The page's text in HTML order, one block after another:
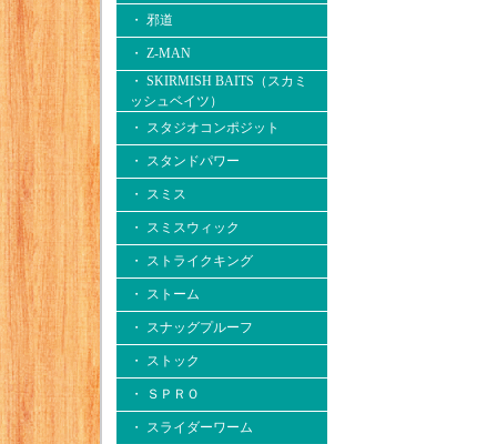
・ 邪道
・ Z-MAN
・ SKIRMISH BAITS（スカミ
ッシュベイツ）
・ スタジオコンポジット
・ スタンドパワー
・ スミス
・ スミスウィック
・ ストライクキング
・ ストーム
・ スナッグプルーフ
・ ストック
・ ＳＰＲＯ
・ スライダーワーム